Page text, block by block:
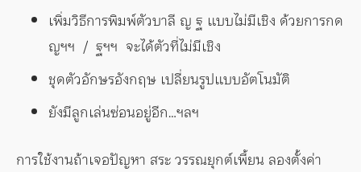
เพิ่มวิธีการพิมพ์ตัวบาลี ญ ฐ แบบไม่มีเชิง ด้วยการกด
ญฯฯ / ฐฯฯ จะได้ตัวที่ไม่มีเชิง
ชุดตัวอักษรอังกฤษ เปลี่ยนรูปแบบอัตโนมัติ
ยังมีลูกเล่นซ่อนอยู่อีก…ฯลฯ
การใช้งานถ้าเจอปัญหา สระ วรรณยุกต์เพี้ยน ลองตั้งค่า